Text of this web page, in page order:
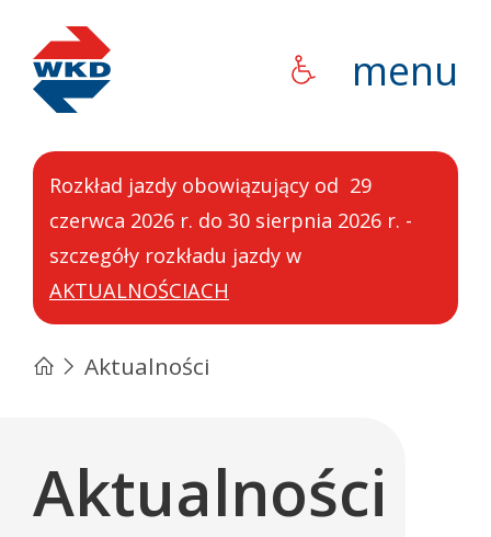
WKD menu
Rozkład jazdy obowiązujący od 29
czerwca 2026 r. do 30 sierpnia 2026 r. -
szczegóły rozkładu jazdy w
AKTUALNOŚCIACH
Aktualności
Aktualności